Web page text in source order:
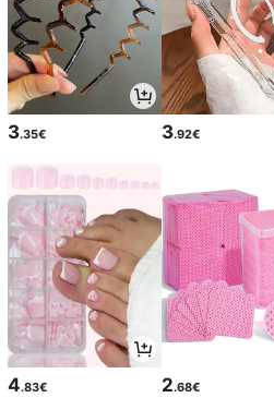
3.35€ 3.92€
4.83€ 2.68€